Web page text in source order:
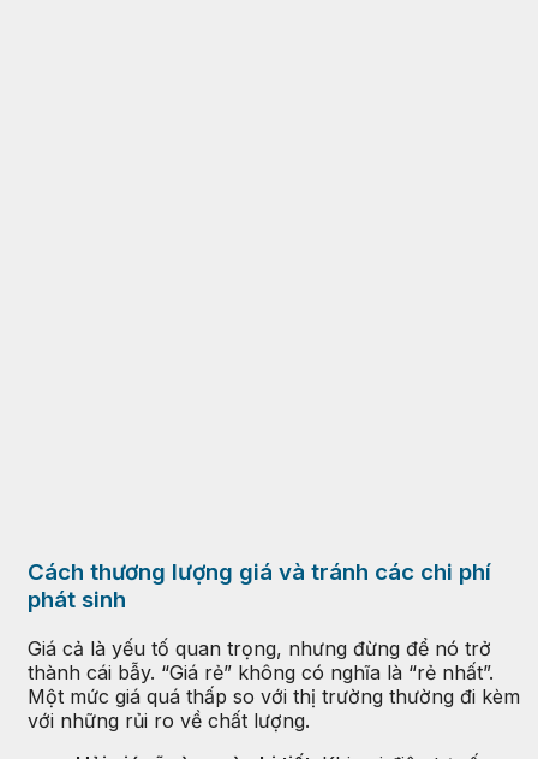
Cách thương lượng giá và tránh các chi phí
phát sinh
Giá cả là yếu tố quan trọng, nhưng đừng để nó trở
thành cái bẫy. “Giá rẻ” không có nghĩa là “rẻ nhất”.
Một mức giá quá thấp so với thị trường thường đi kèm
với những rủi ro về chất lượng.